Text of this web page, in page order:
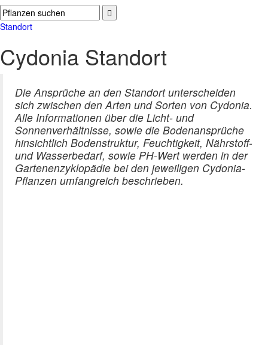
Standort
Cydonia Standort
Die Ansprüche an den Standort unterscheiden
sich zwischen den Arten und Sorten von Cydonia.
Alle Informationen über die Licht- und
Sonnenverhältnisse, sowie die Bodenansprüche
hinsichtlich Bodenstruktur, Feuchtigkeit, Nährstoff-
und Wasserbedarf, sowie PH-Wert werden in der
Gartenenzyklopädie bei den jeweiligen Cydonia-
Pflanzen umfangreich beschrieben.